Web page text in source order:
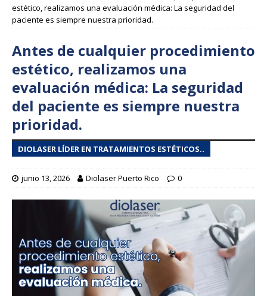
estético, realizamos una evaluación médica: La seguridad del
paciente es siempre nuestra prioridad.
Antes de cualquier procedimiento
estético, realizamos una
evaluación médica: La seguridad
del paciente es siempre nuestra
prioridad.
DIOLASER LÍDER EN TRATAMIENTOS ESTÉTICOS..
junio 13, 2026 Diolaser Puerto Rico 0